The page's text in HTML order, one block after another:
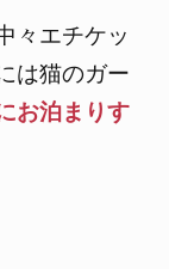
々エチケッ
は猫のガー
お泊まりす